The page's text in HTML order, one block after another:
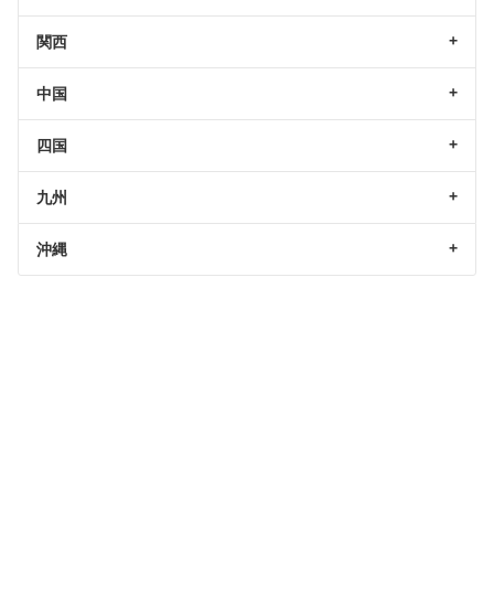
関西
中国
四国
九州
沖縄